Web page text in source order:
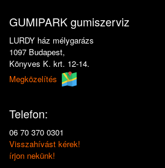
GUMIPARK gumiszerviz
LURDY ház mélygarázs
1097 Budapest,
Könyves K. krt. 12-14.
Megközelítés
Telefon:
06 70 370 0301
Visszahívást kérek!
írjon nekünk!